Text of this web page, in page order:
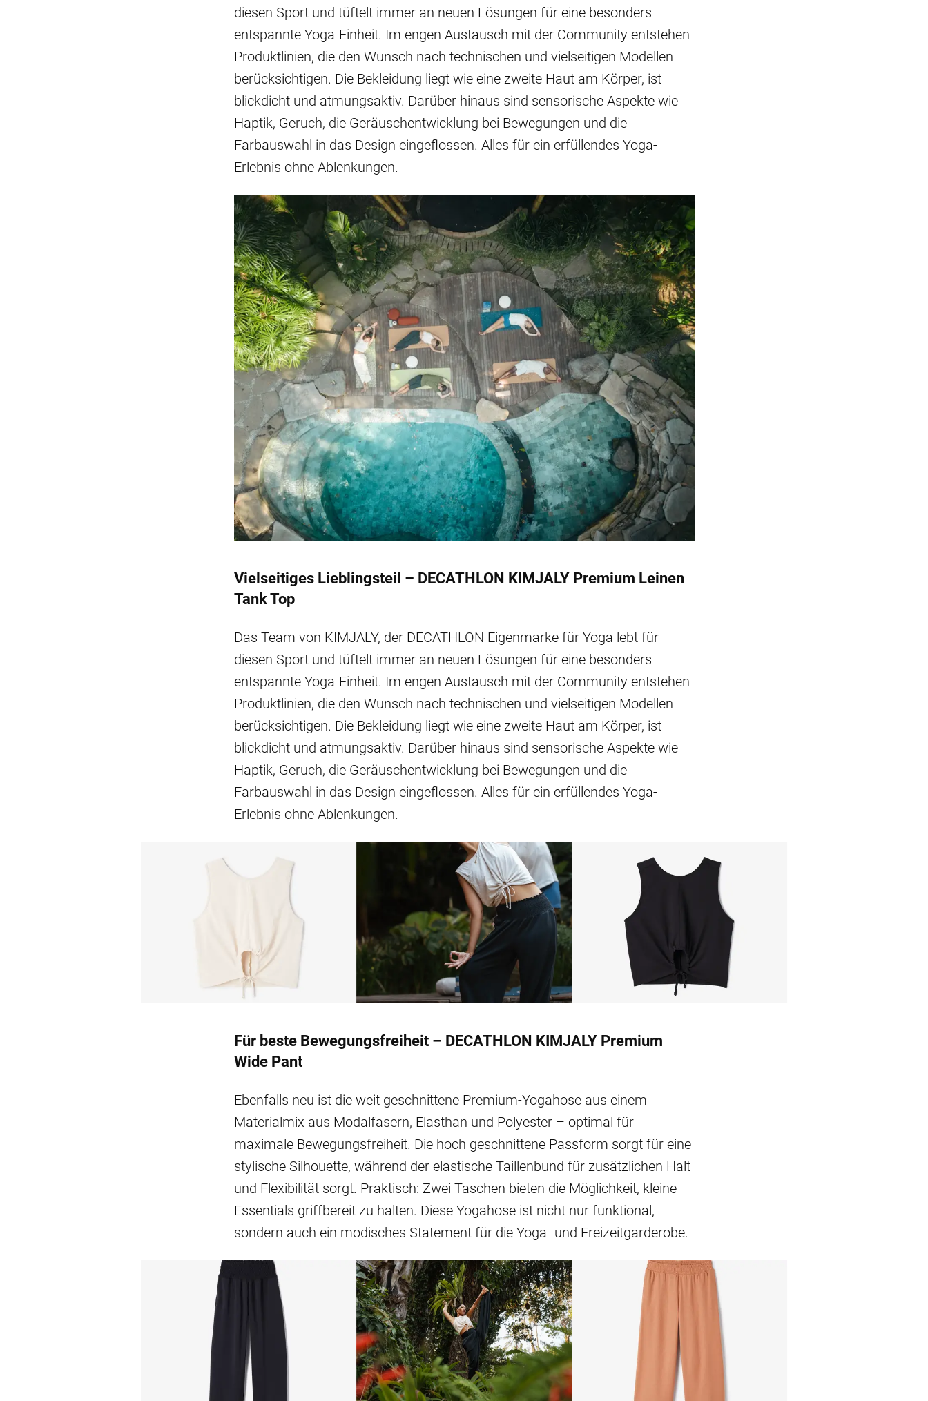
diesen Sport und tüftelt immer an neuen Lösungen für eine besonders
entspannte Yoga-Einheit. Im engen Austausch mit der Community entstehen
Produktlinien, die den Wunsch nach technischen und vielseitigen Modellen
berücksichtigen. Die Bekleidung liegt wie eine zweite Haut am Körper, ist
blickdicht und atmungsaktiv. Darüber hinaus sind sensorische Aspekte wie
Haptik, Geruch, die Geräuschentwicklung bei Bewegungen und die
Farbauswahl in das Design eingeflossen. Alles für ein erfüllendes Yoga-
Erlebnis ohne Ablenkungen.
Vielseitiges Lieblingsteil – DECATHLON KIMJALY Premium Leinen
Tank Top
Das Team von KIMJALY, der DECATHLON Eigenmarke für Yoga lebt für
diesen Sport und tüftelt immer an neuen Lösungen für eine besonders
entspannte Yoga-Einheit. Im engen Austausch mit der Community entstehen
Produktlinien, die den Wunsch nach technischen und vielseitigen Modellen
berücksichtigen. Die Bekleidung liegt wie eine zweite Haut am Körper, ist
blickdicht und atmungsaktiv. Darüber hinaus sind sensorische Aspekte wie
Haptik, Geruch, die Geräuschentwicklung bei Bewegungen und die
Farbauswahl in das Design eingeflossen. Alles für ein erfüllendes Yoga-
Erlebnis ohne Ablenkungen.
Für beste Bewegungsfreiheit – DECATHLON KIMJALY Premium
Wide Pant
Ebenfalls neu ist die weit geschnittene Premium-Yogahose aus einem
Materialmix aus Modalfasern, Elasthan und Polyester – optimal für
maximale Bewegungsfreiheit. Die hoch geschnittene Passform sorgt für eine
stylische Silhouette, während der elastische Taillenbund für zusätzlichen Halt
und Flexibilität sorgt. Praktisch: Zwei Taschen bieten die Möglichkeit, kleine
Essentials griffbereit zu halten. Diese Yogahose ist nicht nur funktional,
sondern auch ein modisches Statement für die Yoga- und Freizeitgarderobe.